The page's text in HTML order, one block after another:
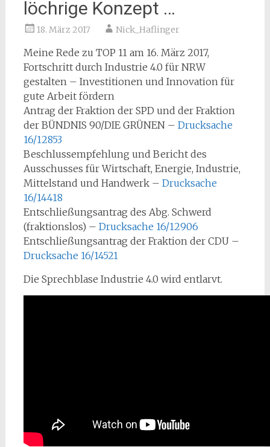
löchrige Konzept …
18. März 2017 Nick_Haflinger
Meine Rede zu TOP 11 am 16. März 2017,
Fortschritt durch Industrie 4.0 für NRW
gestalten – Investitionen und Innovation für
gute Arbeit fördern
Antrag der Fraktion der SPD und der Fraktion
der BÜNDNIS 90/DIE GRÜNEN – Drucksache
16/12853
Beschlussempfehlung und Bericht des
Ausschusses für Wirtschaft, Energie, Industrie,
Mittelstand und Handwerk – Drucksache
16/14418
Entschließungsantrag des Abg. Schwerd
(fraktionslos) – Drucksache 16/12906
Entschließungsantrag der Fraktion der CDU –
Drucksache 16/14521
Die Sprechblase Industrie 4.0 wird entlarvt.